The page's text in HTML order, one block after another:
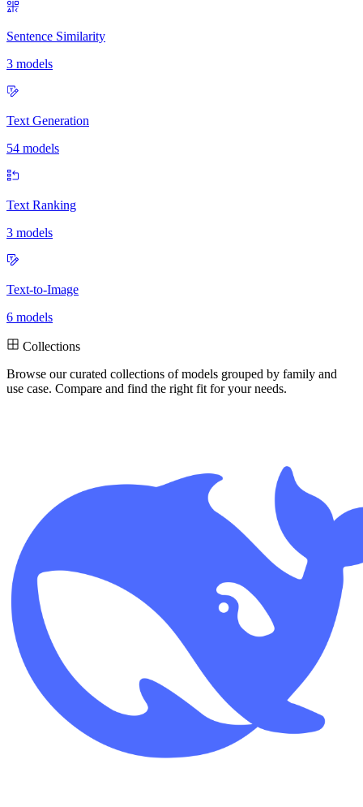
Sentence Similarity
3 models
Text Generation
54 models
Text Ranking
3 models
Text-to-Image
6 models
Collections
Browse our curated collections of models grouped by family and
use case. Compare and find the right fit for your needs.